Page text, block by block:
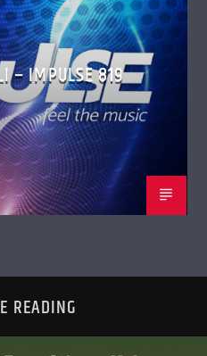
– IMPULSE 819
READING